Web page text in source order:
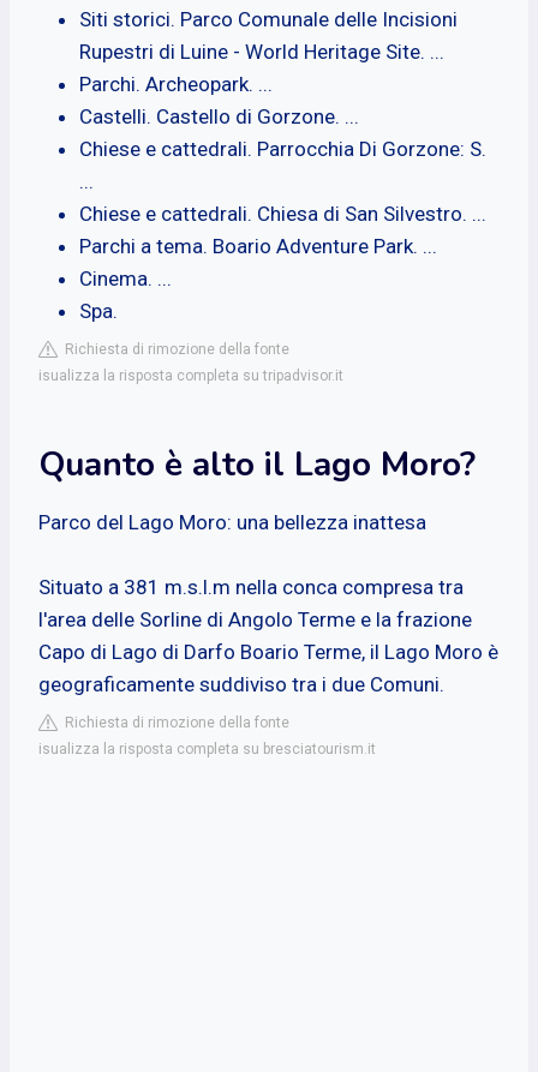
Siti storici. Parco Comunale delle Incisioni
Rupestri di Luine - World Heritage Site. ...
Parchi. Archeopark. ...
Castelli. Castello di Gorzone. ...
Chiese e cattedrali. Parrocchia Di Gorzone: S.
...
Chiese e cattedrali. Chiesa di San Silvestro. ...
Parchi a tema. Boario Adventure Park. ...
Cinema. ...
Spa.
Richiesta di rimozione della fonte
isualizza la risposta completa su tripadvisor.it
Quanto è alto il Lago Moro?
Parco del Lago Moro: una bellezza inattesa
Situato a 381 m.s.l.m nella conca compresa tra
l'area delle Sorline di Angolo Terme e la frazione
Capo di Lago di Darfo Boario Terme, il Lago Moro è
geograficamente suddiviso tra i due Comuni.
Richiesta di rimozione della fonte
isualizza la risposta completa su bresciatourism.it